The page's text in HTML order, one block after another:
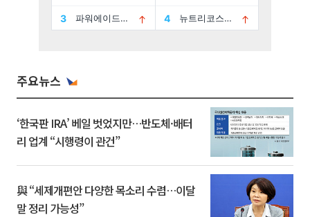
주요뉴스
‘한국판 IRA’ 베일 벗었지만…반도체·배터
리 업계 “시행령이 관건”
與 “세제개편안 다양한 목소리 수렴…이달
말 정리 가능성”